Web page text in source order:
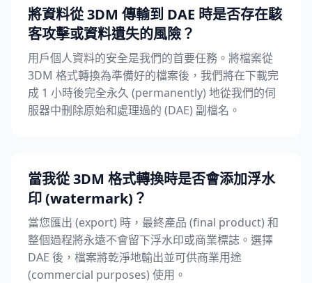
將資料從 3DM 傳輸到 DAE 時是否存在駭
客攻擊或資料遺失的風險？
用戶個人資料的安全是我們的首要任務。將檔案從
3DM 格式轉換為準備好的檔案後，我們將在下載完
成 1 小時後完全永久 (permanently) 地從我們的伺
服器中刪除原始和處理過的 (DAE) 副檔名。
當我從 3DM 格式轉換時是否會添加浮水
印 (watermark)？
當您匯出 (export) 時，最終產品 (final product) 和
整個過程將永遠不會留下浮水印或商業標誌。選擇
DAE 後，檔案將乾淨地輸出並可供商業用途
(commercial purposes) 使用。